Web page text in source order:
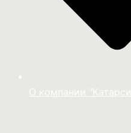
О компании